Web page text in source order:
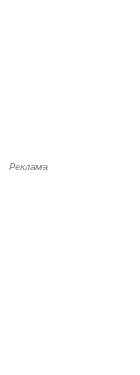
Реклама